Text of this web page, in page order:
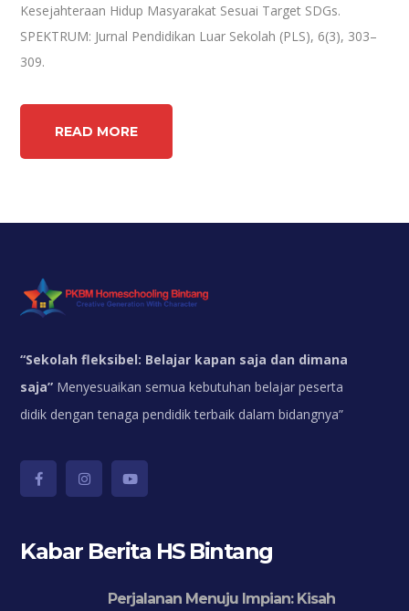
Kesejahteraan Hidup Masyarakat Sesuai Target SDGs.
SPEKTRUM: Jurnal Pendidikan Luar Sekolah (PLS), 6(3), 303–
309.
READ MORE
“Sekolah fleksibel: Belajar kapan saja dan dimana
saja” Menyesuaikan semua kebutuhan belajar peserta
didik dengan tenaga pendidik terbaik dalam bidangnya”
Kabar Berita HS Bintang
Perjalanan Menuju Impian: Kisah